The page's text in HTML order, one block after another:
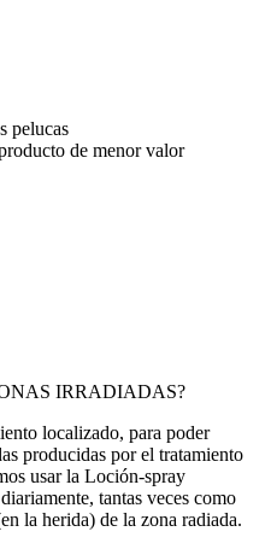
pelucas
de menor valor
IRRADIADAS?
localizado, para poder
producidas por el tratamiento
usar la Loción-spray
tantas veces como
la herida) de la zona radiada.